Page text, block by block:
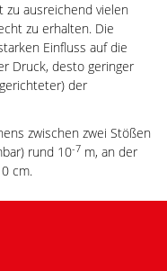
zu ausreichend vielen
zu erhalten. Die
Einfluss auf die
Druck, desto geringer
der
zwischen zwei Stößen
rund 10-7m, an der
cm.